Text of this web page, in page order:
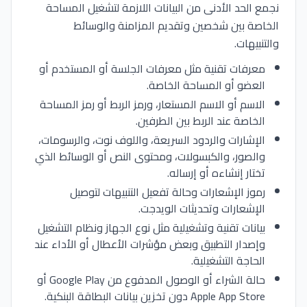
نجمع الحد الأدنى من البيانات اللازمة لتشغيل المساحة
الخاصة بين شخصين وتقديم المزامنة والوسائط
والتنبيهات.
معرفات تقنية مثل معرفات الجلسة أو المستخدم أو
العضو أو المساحة الخاصة.
الاسم أو الاسم المستعار، ورمز الربط أو رمز المساحة
الخاصة عند الربط بين الطرفين.
الإشارات والردود السريعة، واللوف نوت، والرسومات،
والصور، والكبسولات، ومحتوى النص أو الوسائط الذي
تختار إنشاءه أو إرساله.
رموز الإشعارات وحالة تفعيل التنبيهات لتوصيل
الإشعارات وتحديثات الويدجت.
بيانات تقنية وتشغيلية مثل نوع الجهاز ونظام التشغيل
وإصدار التطبيق وبعض مؤشرات الأعطال أو الأداء عند
الحاجة التشغيلية.
حالة الشراء أو الوصول المدفوع من Google Play أو
Apple App Store دون تخزين بيانات البطاقة البنكية.